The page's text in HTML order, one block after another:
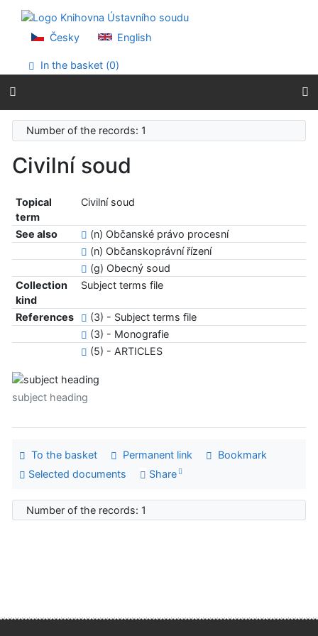
Go to menu
Accessibility declaration
Česky English
In the basket (0)
Number of the records: 1
Civilní soud
Topical
term
Civilní soud
See also
(n) Občanské právo procesní
(n) Občanskoprávní řízení
(g) Obecný soud
Collection
kind
Subject terms file
References
(3) - Subject terms file
(3) - Monografie
(5) - ARTICLES
subject heading
To the basket Permanent link
Bookmark
Selected documents
Share
Number of the records: 1